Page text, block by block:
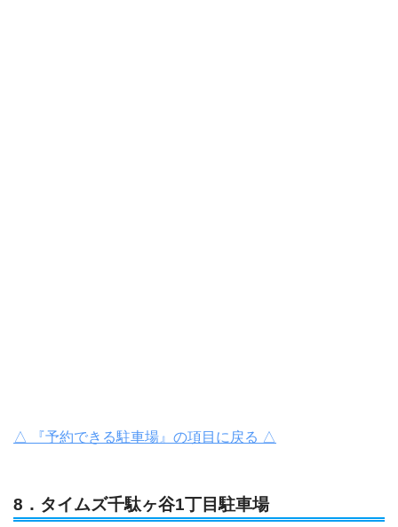
△ 『予約できる駐車場』の項目に戻る △
8．タイムズ千駄ヶ谷1丁目駐車場